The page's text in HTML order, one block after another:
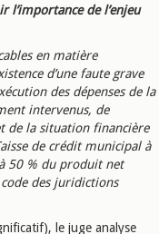
l’importance de l’enjeu
en matière
d’une faute grave
des dépenses de la
intervenus, de
de la situation financière
de crédit municipal à
50 % du produit net
des juridictions
le juge analyse